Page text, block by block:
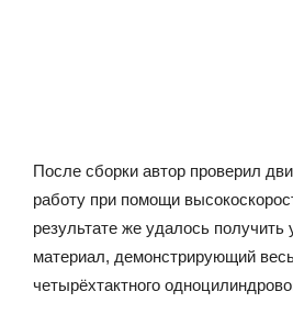
После сборки автор проверил
работу при помощи
результате же удалось получить
материал, демонстрирующий
четырёхтактного